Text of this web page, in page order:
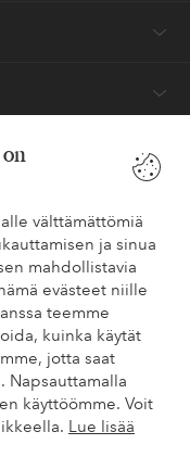
välttämättömiä
ja sinua
mahdollistavia
evästeet niille
teemme
kuinka käytät
jotta saat
Napsauttamalla
käyttöömme. Voit
Lue lisää
tai erissä
?